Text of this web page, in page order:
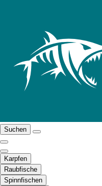
Suchen
Karpfen
Raubfische
Spinnfischen